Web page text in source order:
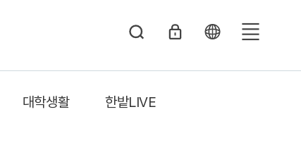
체
대학생활 한밭LIVE